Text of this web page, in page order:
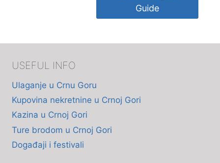
Guide
USEFUL INFO
Ulaganje u Crnu Goru
Kupovina nekretnine u Crnoj Gori
Kazina u Crnoj Gori
Ture brodom u Crnoj Gori
Događaji i festivali